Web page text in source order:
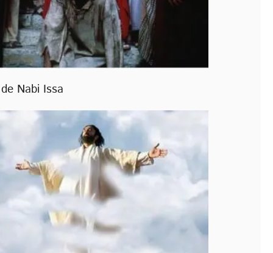
Nabi Issa